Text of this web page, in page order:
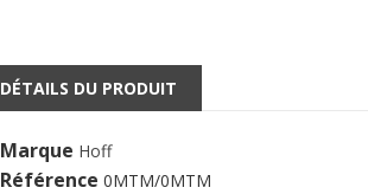
DÉTAILS DU PRODUIT
Marque Hoff
Référence 0MTM/0MTM